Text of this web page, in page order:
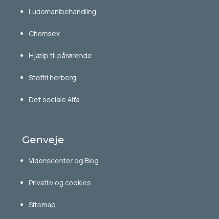
Ludomanibehandling
Chemsex
Hjælp til pårørende
Stoffri herberg
Det sociale Alfa
Genveje
Videnscenter og Blog
Privatliv og cookies
Sitemap